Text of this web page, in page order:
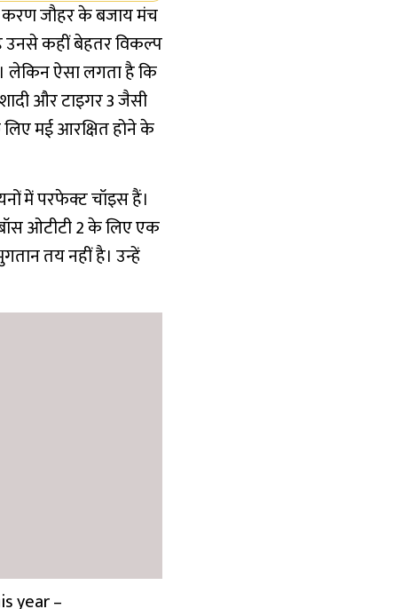
करण जौहर के बजाय मंच
उनसे कहीं बेहतर विकल्प
लेकिन ऐसा लगता है कि
और टाइगर 3 जैसी
मई आरक्षित होने के
में परफेक्ट चॉइस हैं।
ओटीटी 2 के लिए एक
तय नहीं है। उन्हें
year –